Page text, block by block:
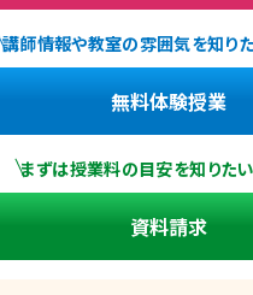
講師情報や教室の雰囲気を知り
無料体験授業
まずは授業料の目安を知りた
資料請求